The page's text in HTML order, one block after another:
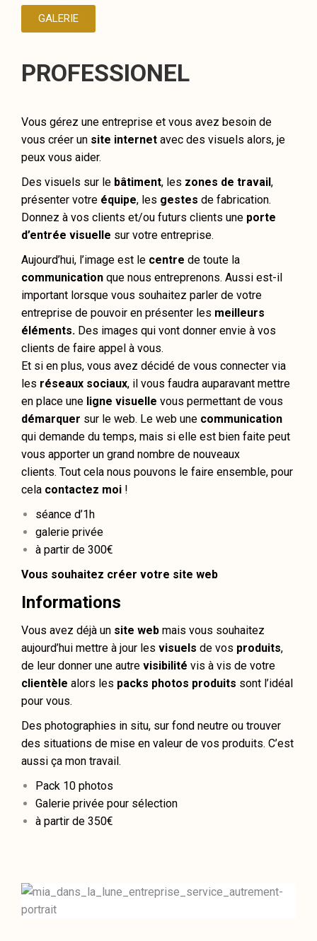
GALERIE
PROFESSIONEL
Vous gérez une entreprise et vous avez besoin de
vous créer un site internet avec des visuels alors, je
peux vous aider.
Des visuels sur le bâtiment, les zones de travail,
présenter votre équipe, les gestes de fabrication.
Donnez à vos clients et/ou futurs clients une porte
d’entrée visuelle sur votre entreprise.
Aujourd’hui, l’image est le centre de toute la
communication que nous entreprenons. Aussi est-il
important lorsque vous souhaitez parler de votre
entreprise de pouvoir en présenter les meilleurs
éléments. Des images qui vont donner envie à vos
clients de faire appel à vous.
Et si en plus, vous avez décidé de vous connecter via
les réseaux sociaux, il vous faudra auparavant mettre
en place une ligne visuelle vous permettant de vous
démarquer sur le web. Le web une communication
qui demande du temps, mais si elle est bien faite peut
vous apporter un grand nombre de nouveaux
clients. Tout cela nous pouvons le faire ensemble, pour
cela contactez moi !
séance d’1h
galerie privée
à partir de 300€
Vous souhaitez créer votre site web
Informations
Vous avez déjà un site web mais vous souhaitez
aujourd’hui mettre à jour les visuels de vos produits,
de leur donner une autre visibilité vis à vis de votre
clientèle alors les packs photos produits sont l’idéal
pour vous.
Des photographies in situ, sur fond neutre ou trouver
des situations de mise en valeur de vos produits. C’est
aussi ça mon travail.
Pack 10 photos
Galerie privée pour sélection
à partir de 350€